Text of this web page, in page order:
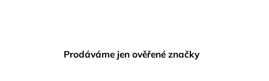
Prodáváme jen ověřené značky